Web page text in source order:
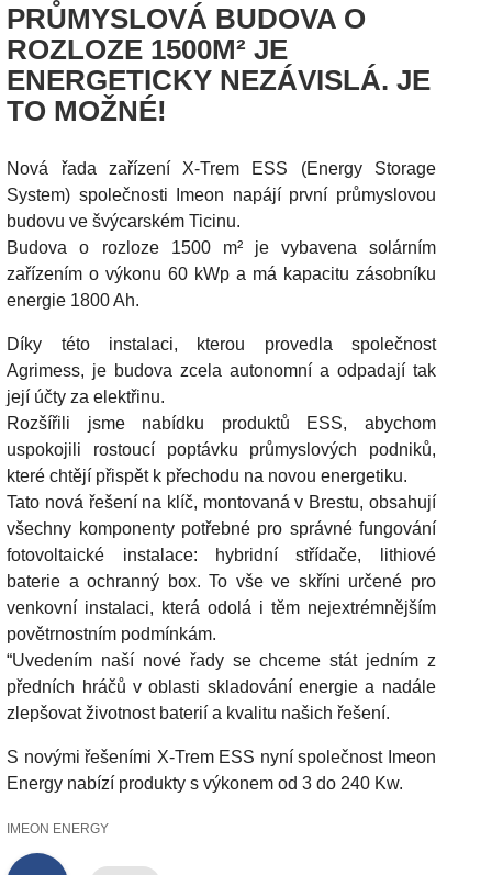
PRŮMYSLOVÁ BUDOVA O
ROZLOZE 1500M² JE
ENERGETICKY NEZÁVISLÁ. JE
TO MOŽNÉ!
Nová řada zařízení X-Trem ESS (Energy Storage
System) společnosti Imeon napájí první průmyslovou
budovu ve švýcarském Ticinu.
Budova o rozloze 1500 m² je vybavena solárním
zařízením o výkonu 60 kWp a má kapacitu zásobníku
energie 1800 Ah.
Díky této instalaci, kterou provedla společnost
Agrimess, je budova zcela autonomní a odpadají tak
její účty za elektřinu.
Rozšířili jsme nabídku produktů ESS, abychom
uspokojili rostoucí poptávku průmyslových podniků,
které chtějí přispět k přechodu na novou energetiku.
Tato nová řešení na klíč, montovaná v Brestu, obsahují
všechny komponenty potřebné pro správné fungování
fotovoltaické instalace: hybridní střídače, lithiové
baterie a ochranný box. To vše ve skříni určené pro
venkovní instalaci, která odolá i těm nejextrémnějším
povětrnostním podmínkám.
“Uvedením naší nové řady se chceme stát jedním z
předních hráčů v oblasti skladování energie a nadále
zlepšovat životnost baterií a kvalitu našich řešení.
S novými řešeními X-Trem ESS nyní společnost Imeon
Energy nabízí produkty s výkonem od 3 do 240 Kw.
IMEON ENERGY